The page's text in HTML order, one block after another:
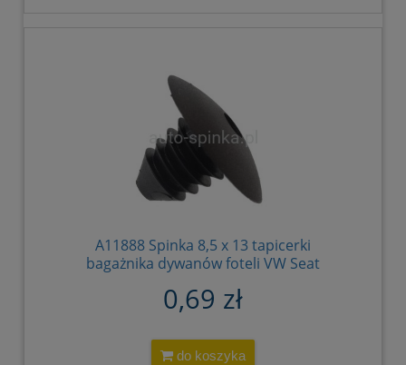
A11888 Spinka 8,5 x 13 tapicerki
bagażnika dywanów foteli VW Seat
191867199 01C 9B9 0009974686
A0009974686 A 000 997 46 86
00099746868316 00099746869B51
00099746869000 4266185
0,69 zł
do koszyka